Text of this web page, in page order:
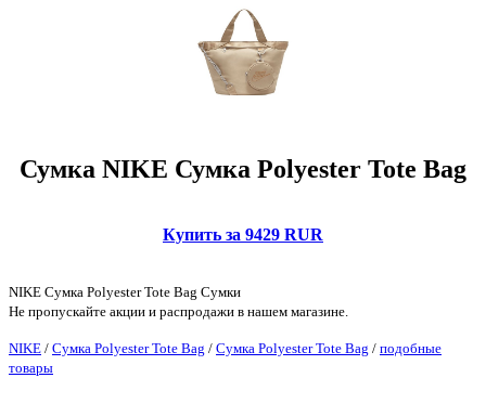
Сумка NIKE Сумка Polyester Tote Bag
Купить за 9429 RUR
NIKE Сумка Polyester Tote Bag Сумки
Не пропускайте акции и распродажи в нашем магазине.
NIKE / Сумка Polyester Tote Bag / Сумка Polyester Tote Bag / подобные
товары